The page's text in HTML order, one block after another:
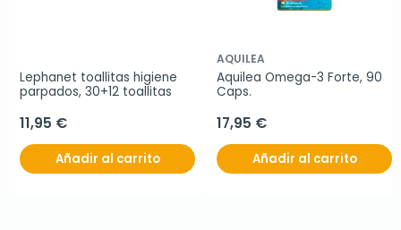
Lephanet toallitas higiene
parpados, 30+12 toallitas
11,95 €
Añadir al carrito
AQUILEA
Aquilea Omega-3 Forte, 90
Caps.
17,95 €
Añadir al carrito